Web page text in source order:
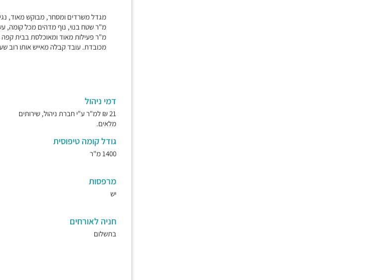
מ"ר פעילות מאוד ומאוכלסת בבית קפה
מכובדת. עובד קבלה מאייש אותו רוב
דמי ניהול
21 ₪ למ"ר ע"י חברת ניהול, שירותים
מלאים.
גודל קומה טיפוסית
1400 מ"ר
מרפסות
יש
חניה לאורחים
בתשלום